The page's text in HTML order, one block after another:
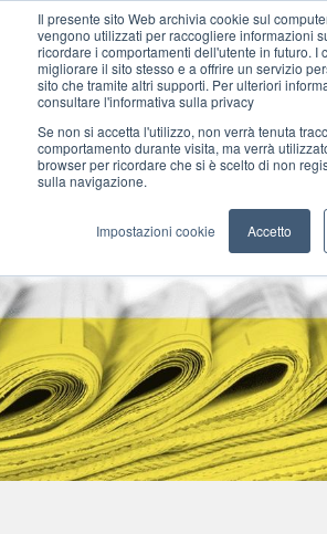
Il presente sito Web archivia cookie sul
vengono utilizzati per raccogliere informazioni
ricordare i comportamenti dell'utente in futuro. I
migliorare il sito stesso e a offrire un servizio
sito che tramite altri supporti. Per ulteriori
consultare l'informativa sulla privacy
Se non si accetta l'utilizzo, non verrà tenuta
comportamento durante visita, ma verrà
browser per ricordare che si è scelto di non
sulla navigazione.
Impostazioni cookie Accetto